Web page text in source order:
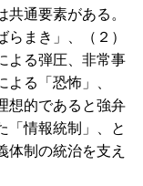
通要素がある。
らまき」、（２）
よる弾圧、非常事
る「恐怖」、
想的であると強弁
「情報統制」、と
体制の統治を支え